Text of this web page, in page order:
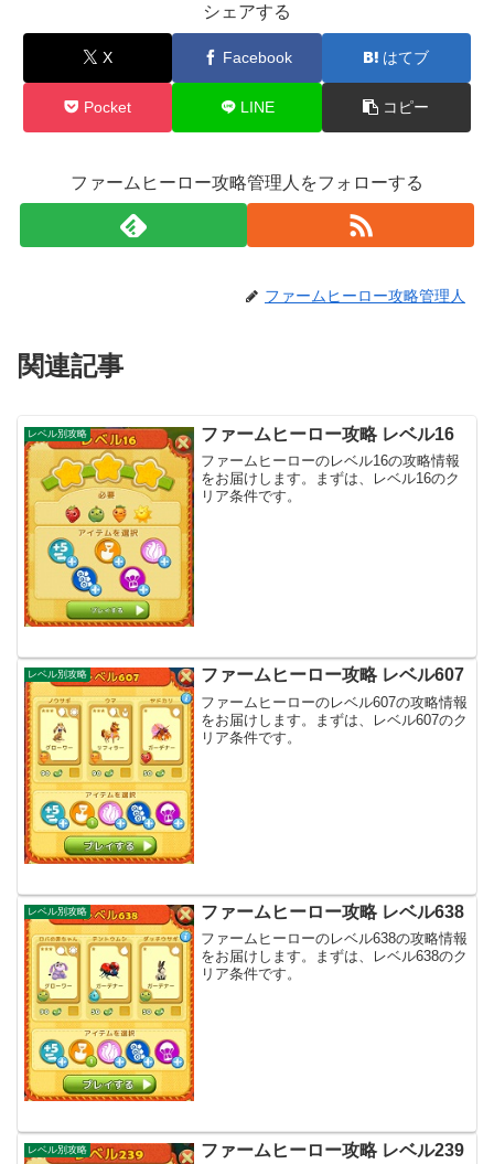
シェアする
X Facebook はてブ
Pocket LINE コピー
ファームヒーロー攻略管理人をフォローする
ファームヒーロー攻略管理人
関連記事
レベル別攻略 ファームヒーロー攻略 レベル16
ファームヒーローのレベル16の攻略情報
をお届けします。まずは、レベル16のク
リア条件です。
レベル別攻略 ファームヒーロー攻略 レベル607
ファームヒーローのレベル607の攻略情報
をお届けします。まずは、レベル607のク
リア条件です。
レベル別攻略 ファームヒーロー攻略 レベル638
ファームヒーローのレベル638の攻略情報
をお届けします。まずは、レベル638のク
リア条件です。
レベル別攻略 ファームヒーロー攻略 レベル239